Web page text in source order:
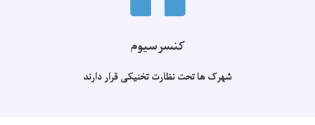
کنسرسیوم
شهرک ها تحت نظارت تخنیکی قرار دارند